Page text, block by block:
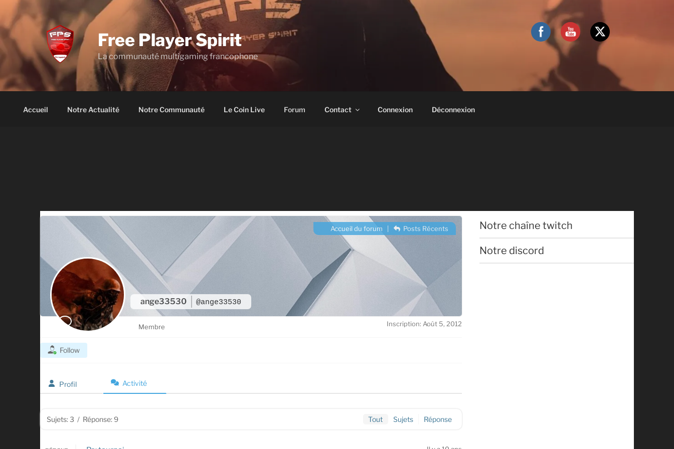
Aller
contenu
principal
Free Player Spirit
La communauté multigaming francophone
Accueil Notre Actualité Notre Communauté Le Coin Live Forum Contact Connexion Déconnexion
ange33530 @ange33530
Accueil du forum Posts Récents
Membre Inscription: Août 5, 2012
Follow
Profil Activité
Sujets: 3 / Réponse: 9 Tout Sujets Réponse
Notre chaîne twitch
Notre discord